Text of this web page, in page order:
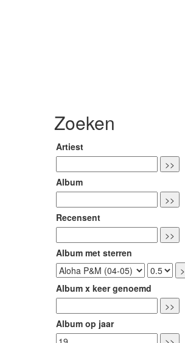
Zoeken
Artiest
Album
Recensent
Album met sterren
Album x keer genoemd
Album op jaar